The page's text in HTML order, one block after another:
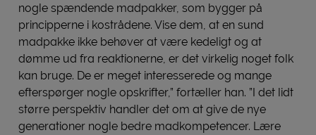
nogle spændende madpakker, som bygger på
principperne i kostrådene. Vise dem, at en sund
madpakke ikke behøver at være kedeligt og at
dømme ud fra reaktionerne, er det virkelig noget folk
kan bruge. De er meget interesserede og mange
efterspørger nogle opskrifter,” fortæller han. ”I det lidt
større perspektiv handler det om at give de nye
generationer nogle bedre madkompetencer. Lære